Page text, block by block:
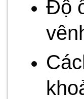
Độ